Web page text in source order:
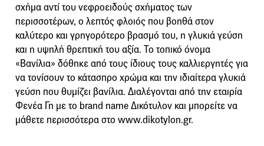
σχήμα αντί του νεφροειδούς σχήματος των
περισσοτέρων, ο λεπτός φλοιός που βοηθά στον
καλύτερο και γρηγορότερο βρασμό του, η γλυκιά γεύση
και η υψηλή θρεπτική του αξία. Το τοπικό όνομα
«Βανίλια» δόθηκε από τους ίδιους τους καλλιεργητές για
να τονίσουν το κάτασπρο χρώμα και την ιδιαίτερα γλυκιά
γεύση που θυμίζει βανίλια. Διαλέγονται από την εταιρία
Φενέα Γη με το brand name Δικότυλον και μπορείτε να
μάθετε περισσότερα στο www.dikotylon.gr.